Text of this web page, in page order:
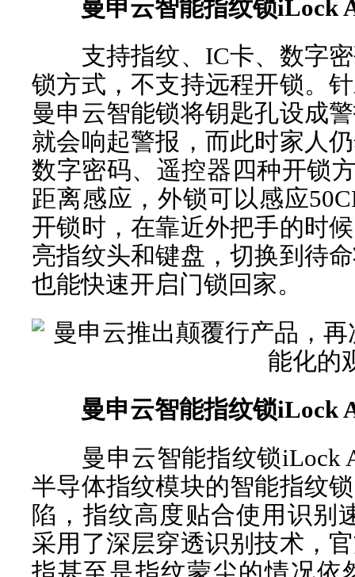
曼申云智能指纹锁iLock
支持指纹、IC卡、数字密
锁方式，不支持远程开锁。
曼申云智能锁将钥匙孔设成
就会响起警报，而此时家人
数字密码、遥控器四种开锁
距离感应，外锁可以感应
开锁时，在靠近外把手的时
亮指纹头和键盘，切换到待
也能快速开启门锁回家。
曼申云智能指纹锁iLock
曼申云智能指纹锁iLock
半导体指纹模块的智能指纹
陷，指纹高度贴合使用识别
采用了深层穿透识别技术，